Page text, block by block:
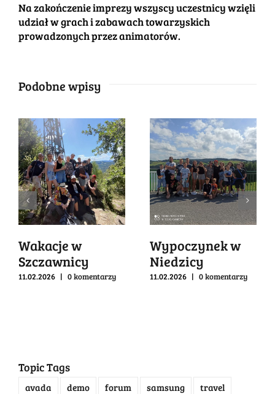
Na zakończenie imprezy wszyscy uczestnicy wzięli
udział w grach i zabawach towarzyskich
prowadzonych przez animatorów.
Podobne wpisy
Wakacje w
Szczawnicy
11.02.2026 | 0 komentarzy
Wypoczynek w
Niedzicy
11.02.2026 | 0 komentarzy
Topic Tags
avada demo forum samsung travel